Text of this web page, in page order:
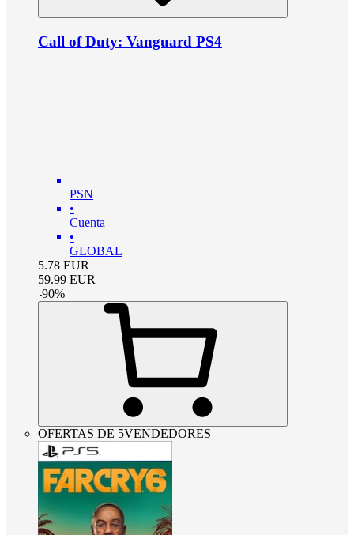
Call of Duty: Vanguard PS4
PSN
•
Cuenta
•
GLOBAL
5.78 EUR
59.99 EUR
-90%
OFERTAS DE 5VENDEDORES